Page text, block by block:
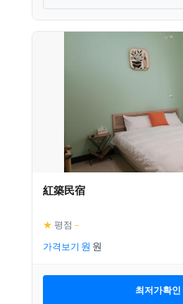
紅築民宿
★ 평점 –
가격보기
최저가확인